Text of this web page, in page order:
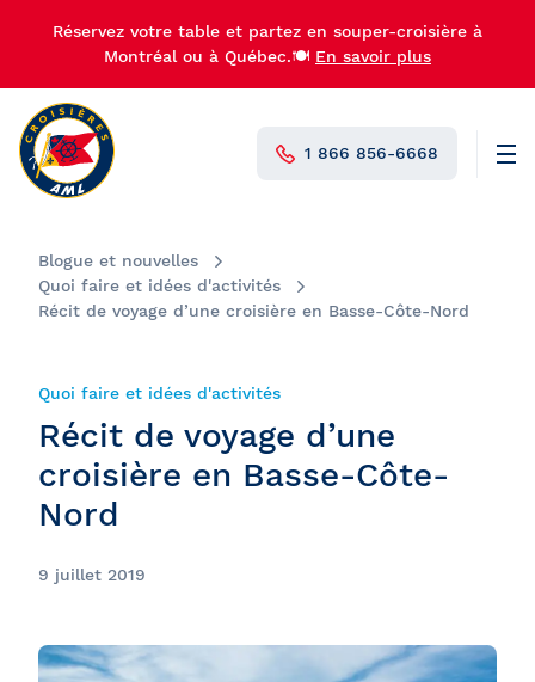
Réservez votre table et partez en souper-croisière à
Montréal ou à Québec.🍽️ En savoir plus
1 866 856-6668
Blogue et nouvelles
Quoi faire et idées d'activités
Récit de voyage d’une croisière en Basse-Côte-Nord
Quoi faire et idées d'activités
Récit de voyage d’une
croisière en Basse-Côte-
Nord
9 juillet 2019